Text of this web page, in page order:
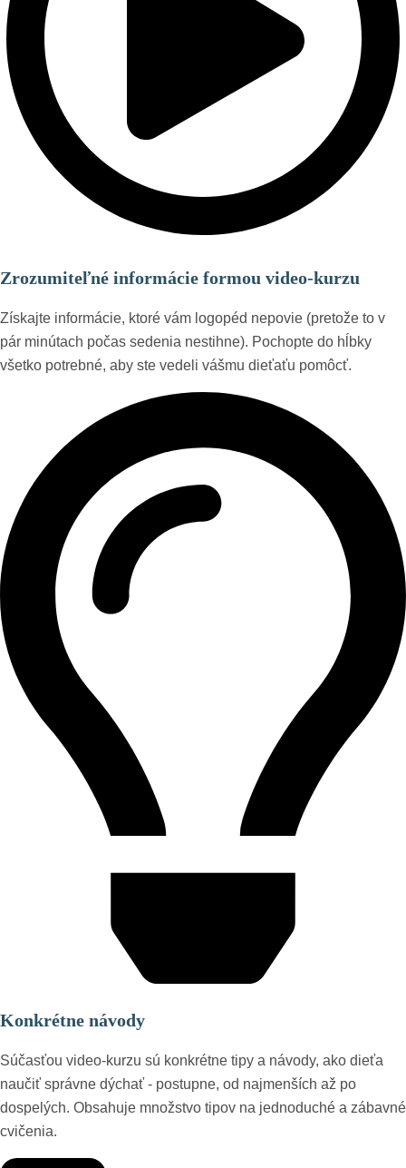
Zrozumiteľné informácie formou video-kurzu
Získajte informácie, ktoré vám logopéd nepovie (pretože to v
pár minútach počas sedenia nestihne). Pochopte do hĺbky
všetko potrebné, aby ste vedeli vášmu dieťaťu pomôcť.
Konkrétne návody
Súčasťou video-kurzu sú konkrétne tipy a návody, ako dieťa
naučiť správne dýchať - postupne, od najmenších až po
dospelých. Obsahuje množstvo tipov na jednoduché a zábavné
cvičenia.